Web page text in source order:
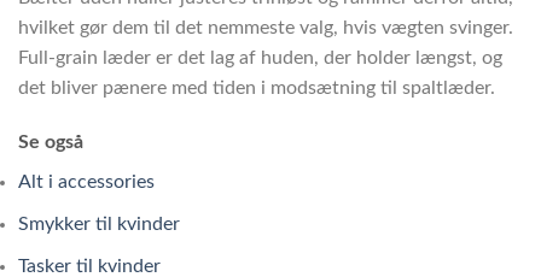
hvilket gør dem til det nemmeste valg, hvis vægten svinger.
Full-grain læder er det lag af huden, der holder længst, og
det bliver pænere med tiden i modsætning til spaltlæder.
Se også
Alt i accessories
Smykker til kvinder
Tasker til kvinder